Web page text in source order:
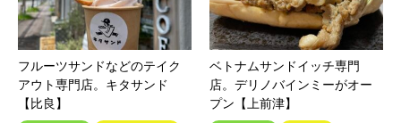
フルーツサンドなどのテイク
アウト専門店。キタサンド
【比良】
ベトナムサンドイッチ専門
店。デリノバインミーがオー
プン【上前津】